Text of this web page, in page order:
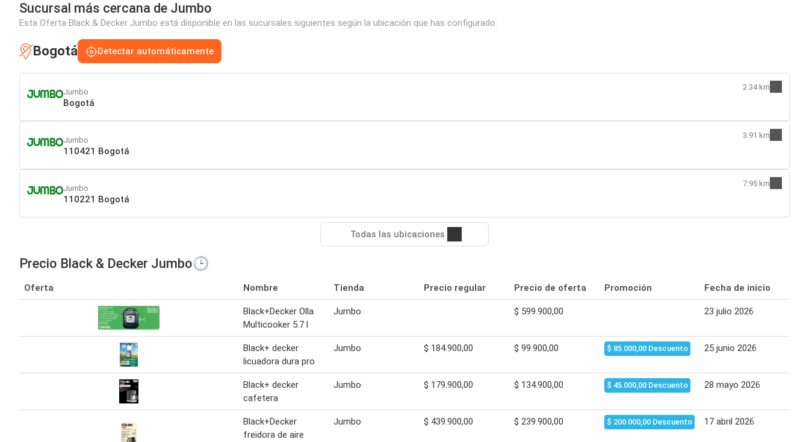
Sucursal más cercana de Jumbo
Esta Oferta Black & Decker Jumbo está disponible en las sucursales siguientes según la ubicación que has configurado:
Bogotá Detectar automáticamente
Jumbo
Bogotá
2.34 km
Jumbo
110421 Bogotá
3.91 km
Jumbo
110221 Bogotá
7.95 km
Todas las ubicaciones
Precio Black & Decker Jumbo🕒
Oferta Nombre Tienda Precio regular Precio de oferta Promoción Fecha de inicio
Black+Decker Olla
Multicooker 5.7 l
Jumbo $ 599.900,00 23 julio 2026
Black+ decker
licuadora dura pro
Jumbo $ 184.900,00 $ 99.900,00 $ 85.000,00 Descuento 25 junio 2026
Black+ decker
cafetera
Jumbo $ 179.900,00 $ 134.900,00 $ 45.000,00 Descuento 28 mayo 2026
Black+Decker
freidora de aire
Jumbo $ 439.900,00 $ 239.900,00 $ 200.000,00 Descuento 17 abril 2026